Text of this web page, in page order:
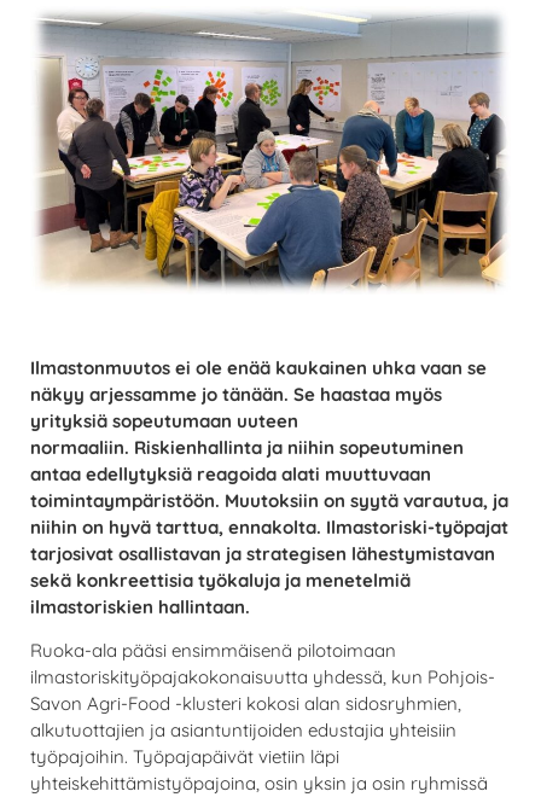
Ilmastonmuutos ei ole enää kaukainen uhka vaan se
näkyy arjessamme jo tänään. Se haastaa myös
yrityksiä sopeutumaan uuteen
normaaliin. Riskienhallinta ja niihin sopeutuminen
antaa edellytyksiä reagoida alati muuttuvaan
toimintaympäristöön. Muutoksiin on syytä varautua, ja
niihin on hyvä tarttua, ennakolta. Ilmastoriski-työpajat
tarjosivat osallistavan ja strategisen lähestymistavan
sekä konkreettisia työkaluja ja menetelmiä
ilmastoriskien hallintaan.
Ruoka-ala pääsi ensimmäisenä pilotoimaan
ilmastoriskityöpajakokonaisuutta yhdessä, kun Pohjois-
Savon Agri-Food -klusteri kokosi alan sidosryhmien,
alkutuottajien ja asiantuntijoiden edustajia yhteisiin
työpajoihin. Työpajapäivät vietiin läpi
yhteiskehittämistyöpajoina, osin yksin ja osin ryhmissä